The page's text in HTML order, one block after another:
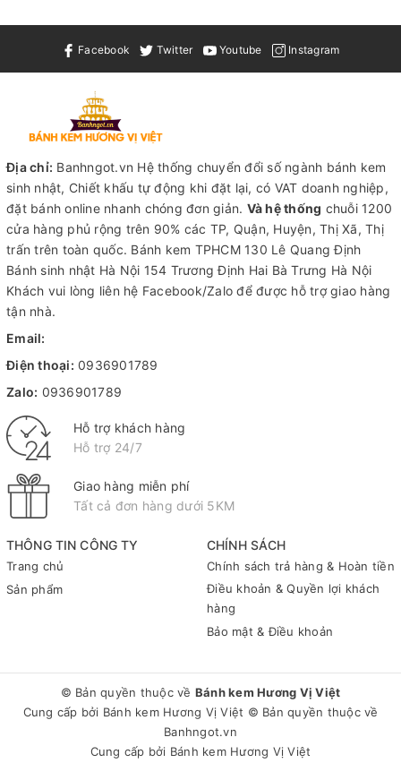
Facebook Twitter Youtube Instagram
THÔNG TIN CÔNG TY
Trang chủ
Sản phẩm
CHÍNH SÁCH
Chính sách trả hàng & Hoàn tiền
Điều khoản & Quyền lợi khách
hàng
Bảo mật & Điều khoản
Địa chỉ: Banhngot.vn Hệ thống chuyển đổi số ngành bánh kem
sinh nhật, Chiết khấu tự động khi đặt lại, có VAT doanh nghiệp,
đặt bánh online nhanh chóng đơn giản. Và hệ thống chuỗi 1200
cửa hàng phủ rộng trên 90% các TP, Quận, Huyện, Thị Xã, Thị
trấn trên toàn quốc. Bánh kem TPHCM130 Lê Quang Định
Bánh sinh nhật Hà Nội 154 Trương Định Hai Bà Trưng Hà Nội
Khách vui lòng liên hệ Facebook/Zalo để được hỗ trợ giao hàng
tận nhà.
Email:
Điện thoại: 0936901789
Zalo: 0936901789
Hỗ trợ khách hàng
Hỗ trợ 24/7
Giao hàng miễn phí
Tất cả đơn hàng dưới 5KM
© Bản quyền thuộc về Bánh kem Hương Vị Việt
Cung cấp bởi Bánh kem Hương Vị Việt © Bản quyền thuộc về
Banhngot.vn
Cung cấp bởi Bánh kem Hương Vị Việt